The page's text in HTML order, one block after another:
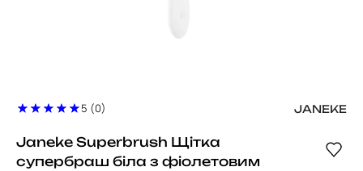
5 (0) JANEKE
Janeke Superbrush Щітка
супербраш біла з фіолетовим